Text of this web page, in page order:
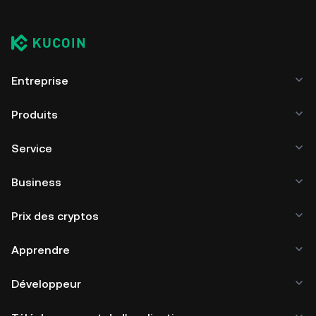
Entreprise
Produits
Service
Business
Prix des cryptos
Apprendre
Développeur